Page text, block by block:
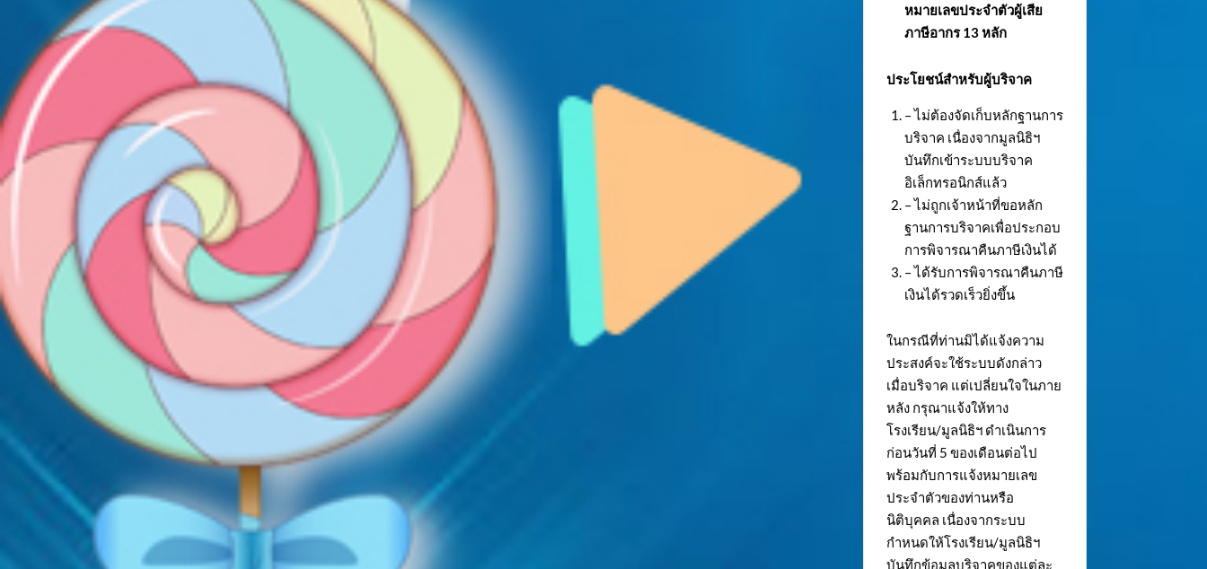
หมายเลขประจำตัวผู้เสีย
ภาษีอากร 13 หลัก
ประโยชน์สำหรับผู้บริจาค
– ไม่ต้องจัดเก็บหลักฐานการ
บริจาค เนื่องจากมูลนิธิฯ
บันทึกเข้าระบบบริจาค
อิเล็กทรอนิกส์แล้ว
– ไม่ถูกเจ้าหน้าที่ขอหลัก
ฐานการบริจาคเพื่อประกอบ
การพิจารณาคืนภาษีเงินได้
– ได้รับการพิจารณาคืนภาษี
เงินได้รวดเร็วยิ่งขึ้น
ในกรณีที่ท่านมิได้แจ้งความ
ประสงค์จะใช้ระบบดังกล่าว
เมื่อบริจาค แต่เปลี่ยนใจในภาย
หลัง กรุณาแจ้งให้ทาง
โรงเรียน/มูลนิธิฯ ดำเนินการ
ก่อนวันที่ 5 ของเดือนต่อไป
พร้อมกับการแจ้งหมายเลข
ประจำตัวของท่านหรือ
นิติบุคคล เนื่องจากระบบ
กำหนดให้โรงเรียน/มูลนิธิฯ
บันทึกข้อมูลบริจาคของแต่ละ